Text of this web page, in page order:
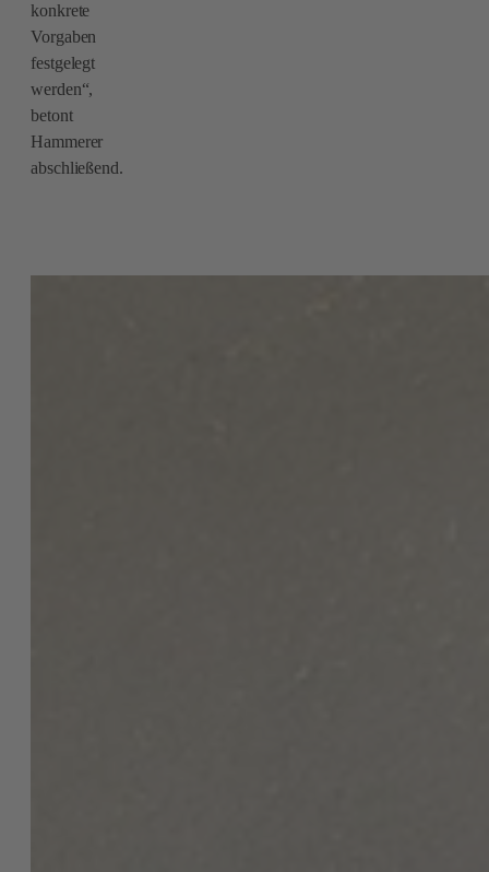
konkrete
Vorgaben
festgelegt
werden“,
betont
Hammerer
abschließend.